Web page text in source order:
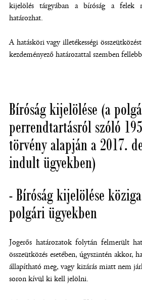
kijelölés tárgyában a bíróság a felek
határozhat.
A hatásköri vagy illetékességi
kezdeményező határozattal szemben
Bíróság kijelölése (a
perrendtartásról szóló
törvény alapján a 2017.
indult ügyekben)
- Bíróság kijelölése
polgári ügyekben
Jogerős határozatok folytán felmerült
összeütközés esetében, úgyszintén akkor,
állapítható meg, vagy kizárás miatt nem
soron kívül ki kell jelölni.